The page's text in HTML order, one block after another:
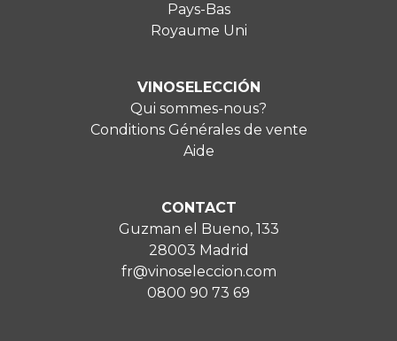
Pays-Bas
Royaume Uni
VINOSELECCIÓN
Qui sommes-nous?
Conditions Générales de vente
Aide
CONTACT
Guzman el Bueno, 133
28003 Madrid
fr@vinoseleccion.com
0800 90 73 69